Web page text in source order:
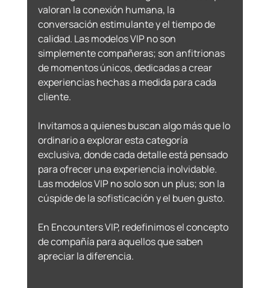
valoran la conexión humana, la
conversación estimulante y el tiempo de
calidad. Las modelos VIP no son
simplemente compañeras; son anfitrionas
de momentos únicos, dedicadas a crear
experiencias hechas a medida para cada
cliente.
Invitamos a quienes buscan algo más que lo
ordinario a explorar esta categoría
exclusiva, donde cada detalle está pensado
para ofrecer una experiencia inolvidable.
Las modelos VIP no solo son un plus; son la
cúspide de la sofisticación y el buen gusto.
En Encounters VIP, redefinimos el concepto
de compañía para aquellos que saben
apreciar la diferencia.